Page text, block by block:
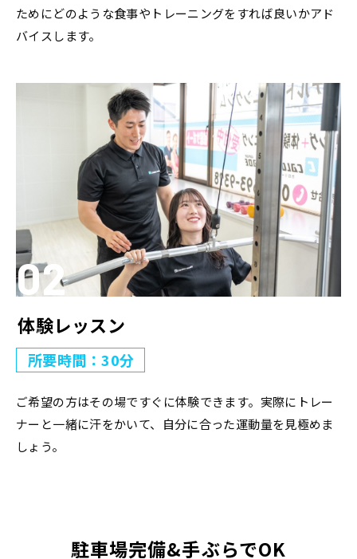
ためにどのような食事やトレーニングをすれば良いかアド
バイスします。
体験レッスン
所要時間：30分
ご希望の方はその場ですぐに体験できます。実際にトレー
ナーと一緒に汗をかいて、自分に合った運動量を見極めま
しょう。
駐車場完備&手ぶらでOK